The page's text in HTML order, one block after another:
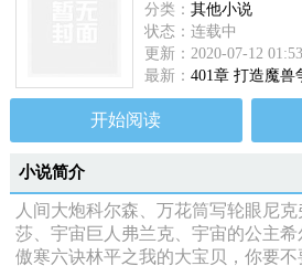
分类： 其他小说
状态：连载中
更新：2020-07-12
最新： 401章 打造魔兽
开始阅读
小说简介
人间大炮科尔森、万花筒写轮眼尼
莎、宇宙巨人弗兰克、宇宙的公主希
傲寒六诀林平之我的大宝贝，你要